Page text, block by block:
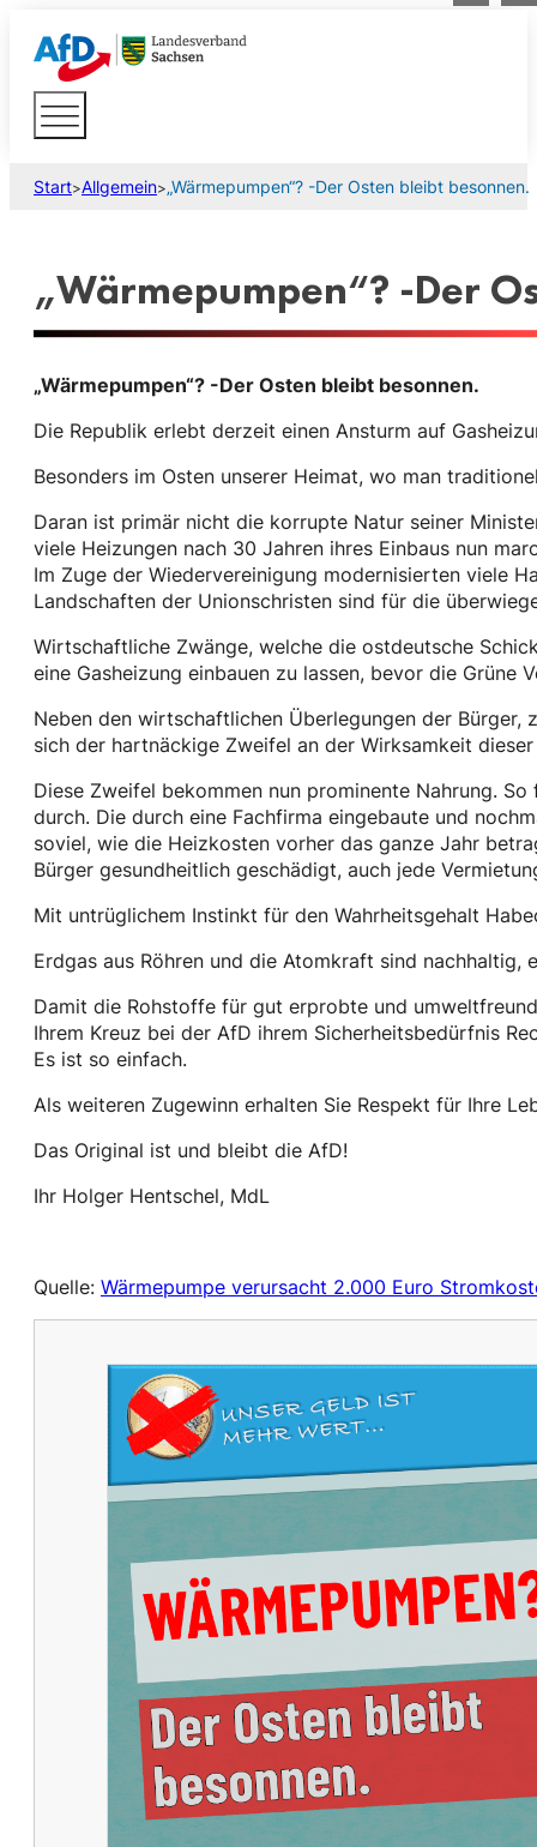
Start>Allgemein>„Wärmepumpen“? -Der Osten bleibt besonnen.
„Wärmepumpen“? -Der
„Wärmepumpen“? -Der Osten bleibt besonnen.
Die Republik erlebt derzeit einen Ansturm auf
Besonders im Osten unserer Heimat, wo man
Daran ist primär nicht die korrupte Natur seiner
viele Heizungen nach 30 Jahren ihres Einbaus nun
Im Zuge der Wiedervereinigung modernisierten viele
Landschaften der Unionschristen sind für die
Wirtschaftliche Zwänge, welche die ostdeutsche
eine Gasheizung einbauen zu lassen, bevor die
Neben den wirtschaftlichen Überlegungen der
sich der hartnäckige Zweifel an der Wirksamkeit
Diese Zweifel bekommen nun prominente Nahrung.
durch. Die durch eine Fachfirma eingebaute und
soviel, wie die Heizkosten vorher das ganze Jahr
Bürger gesundheitlich geschädigt, auch jede
Mit untrüglichem Instinkt für den Wahrheitsgehalt
Erdgas aus Röhren und die Atomkraft sind nachhaltig,
Damit die Rohstoffe für gut erprobte und
Ihrem Kreuz bei der AfD ihrem Sicherheitsbedürfnis
Es ist so einfach.
Als weiteren Zugewinn erhalten Sie Respekt für Ihre
Das Original ist und bleibt die AfD!
Ihr Holger Hentschel, MdL
Quelle: Wärmepumpe verursacht 2.000 Euro